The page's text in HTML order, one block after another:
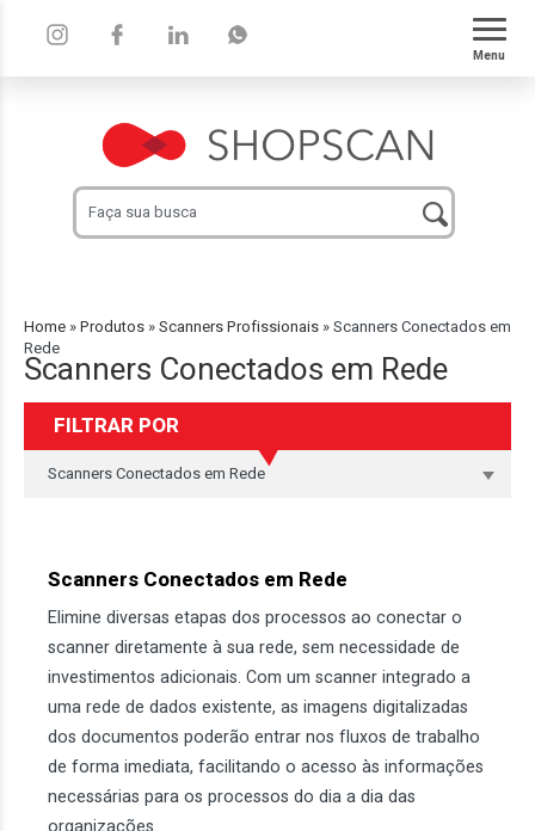
Menu
Home »Produtos »Scanners Profissionais »Scanners Conectados em
Rede
Scanners Conectados em Rede
FILTRAR POR
Scanners Conectados em Rede
Elimine diversas etapas dos processos ao conectar o
scanner diretamente à sua rede, sem necessidade de
investimentos adicionais. Com um scanner integrado a
uma rede de dados existente, as imagens digitalizadas
dos documentos poderão entrar nos fluxos de trabalho
de forma imediata, facilitando o acesso às informações
necessárias para os processos do dia a dia das